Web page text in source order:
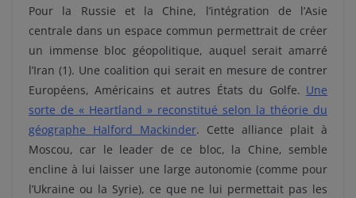
Pour la Russie et la Chine, l’intégration de l’Asie
centrale dans un espace commun permettrait de créer
un immense bloc géopolitique, auquel serait amarré
l’Iran (1). Une coalition qui serait en mesure de contrer
Européens, Américains et autres États du Golfe. Une
sorte de « Heartland » reconstitué selon la théorie du
géographe Halford Mackinder. Cette alliance plait à
Moscou, car le leader de ce bloc, la Chine, semble
encline à lui laisser une large autonomie (comme pour
l’Ukraine ou la Syrie), ce que ne lui permettait pas les